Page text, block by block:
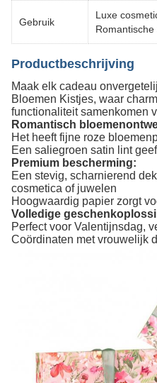
Gebruik
Luxe
Productbeschrijving
Maak elk cadeau
Bloemen Kistjes, waar
functionaliteit samenkomen
Romantisch
Het heeft fijne roze
Een saliegroen satin lint
Premium bescherming:
Een stevig, scharnierend
cosmetica of juwelen
Hoogwaardig papier zorgt
Volledige
Perfect voor Valentijnsdag,
Coördinaten met vrouwelijk